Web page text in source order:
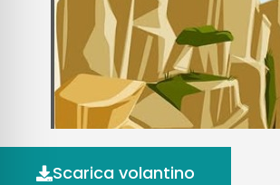
Scarica volantino